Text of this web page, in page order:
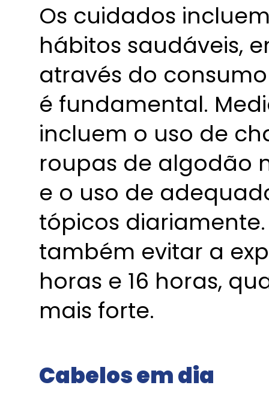
Os cuidados
hábitos saudáveis,
através do
é fundamental.
incluem o uso de
roupas de algodão
e o uso de
tópicos
também evitar a
horas e 16 horas,
mais forte.
Cabelos em dia